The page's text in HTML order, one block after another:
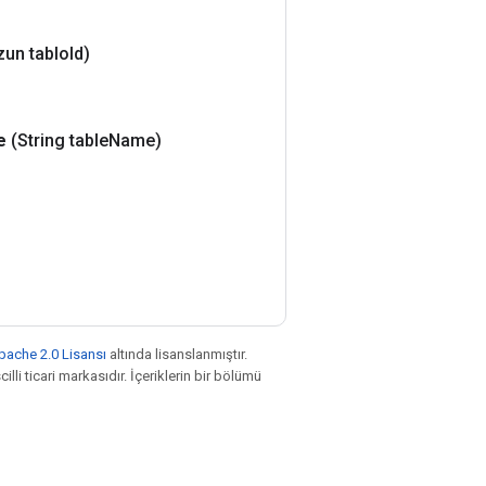
tabloId)
(String tableName)
2.0 Lisansı altında lisanslanmıştır.
ticari markasıdır. İçeriklerin bir bölümü